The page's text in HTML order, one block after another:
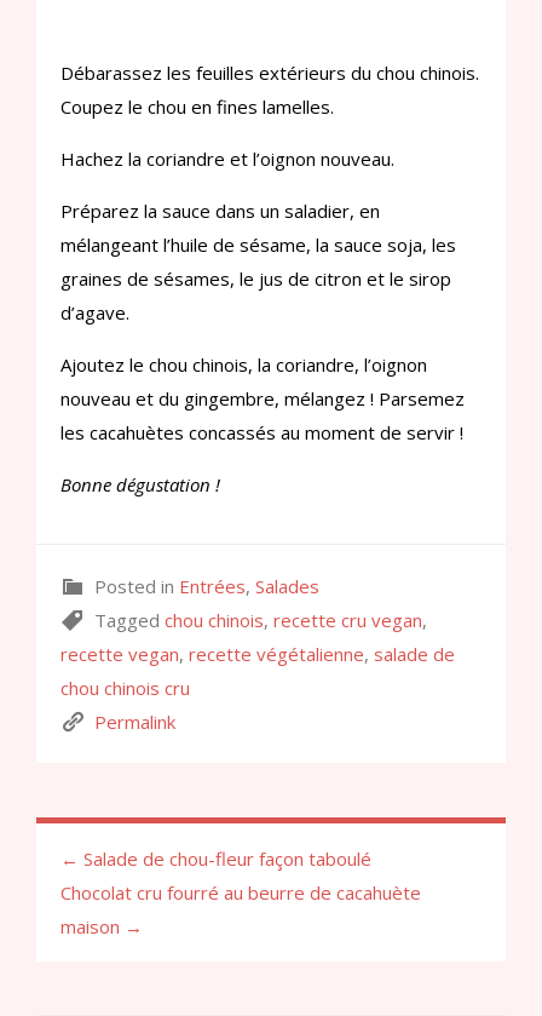
Débarassez les feuilles extérieurs du chou chinois.
Coupez le chou en fines lamelles.
Hachez la coriandre et l’oignon nouveau.
Préparez la sauce dans un saladier, en
mélangeant l’huile de sésame, la sauce soja, les
graines de sésames, le jus de citron et le sirop
d’agave.
Ajoutez le chou chinois, la coriandre, l’oignon
nouveau et du gingembre, mélangez ! Parsemez
les cacahuètes concassés au moment de servir !
Bonne dégustation !
Posted in Entrées, Salades
Tagged chou chinois, recette cru vegan,
recette vegan, recette végétalienne, salade de
chou chinois cru
Permalink
← Salade de chou-fleur façon taboulé
Chocolat cru fourré au beurre de cacahuète
maison →